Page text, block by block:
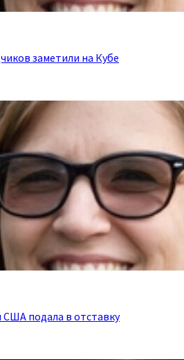
заметили на Кубе
США подала в отставку